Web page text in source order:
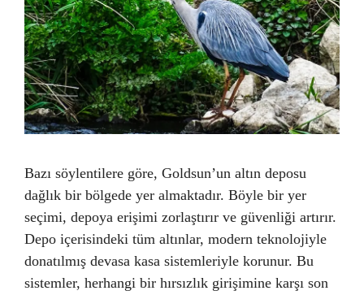
Bazı söylentilere göre, Goldsun’un altın deposu
dağlık bir bölgede yer almaktadır. Böyle bir yer
seçimi, depoya erişimi zorlaştırır ve güvenliği artırır.
Depo içerisindeki tüm altınlar, modern teknolojiyle
donatılmış devasa kasa sistemleriyle korunur. Bu
sistemler, herhangi bir hırsızlık girişimine karşı son